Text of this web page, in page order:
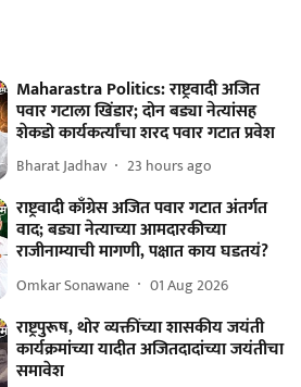
Maharastra Politics: राष्ट्रवादी अजित
पवार गटाला खिंडार; दोन बड्या नेत्यांसह
शेकडो कार्यकर्त्यांचा शरद पवार गटात प्रवेश
Bharat Jadhav 23 hours ago
राष्ट्रवादी काँग्रेस अजित पवार गटात अंतर्गत
वाद; बड्या नेत्याच्या आमदारकीच्या
राजीनाम्याची मागणी, पक्षात काय घडतयं?
Omkar Sonawane 01 Aug 2026
राष्ट्रपुरूष, थोर व्यक्तींच्या शासकीय जयंती
कार्यक्रमांच्या यादीत अजितदादांच्या जयंतीचा
समावेश